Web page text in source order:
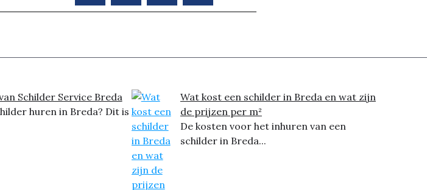
Schilder Service Breda
huren in Breda? Dit is
Wat kost een schilder in Breda en wat zijn
de prijzen per m²
De kosten voor het inhuren van een
schilder in Breda...